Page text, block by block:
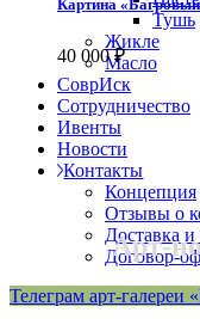
Тушь
Жикле
Масло
СоврИск
Сотрудничество
Ивенты
Новости
Контакты
Концепция
Отзывы о
Доставка и
Договор-
Картина «Багровый
40 000₽
Арт-
Телеграм арт-галереи